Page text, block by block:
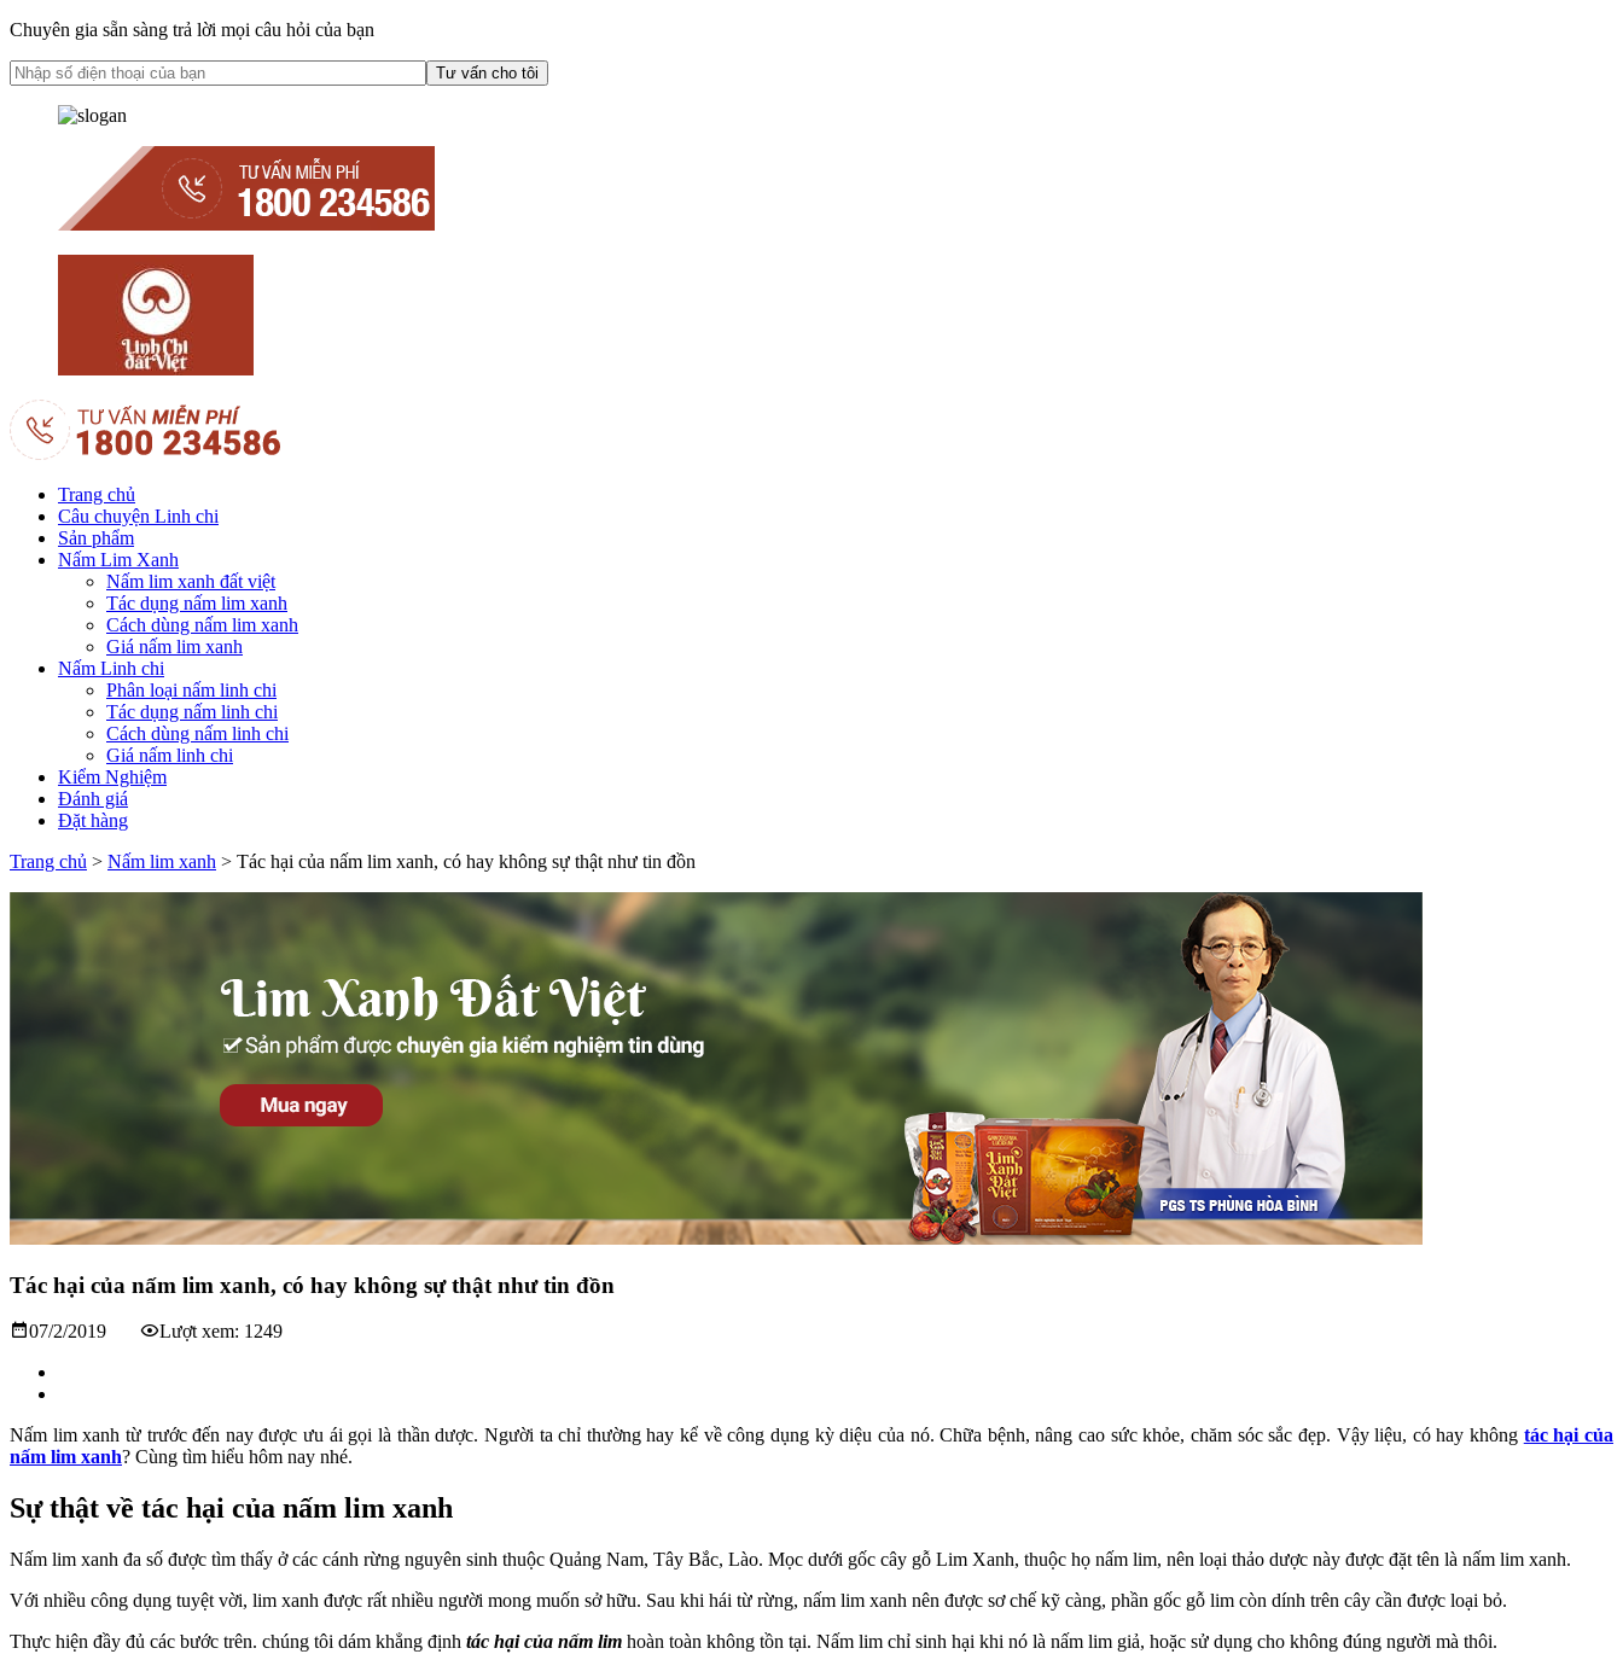
Chuyên gia sẵn sàng trả lời mọi câu hỏi của bạn
Trang chủ
Câu chuyện Linh chi
Sản phẩm
Nấm Lim Xanh
Nấm lim xanh đất việt
Tác dụng nấm lim xanh
Cách dùng nấm lim xanh
Giá nấm lim xanh
Nấm Linh chi
Phân loại nấm linh chi
Tác dụng nấm linh chi
Cách dùng nấm linh chi
Giá nấm linh chi
Kiểm Nghiệm
Đánh giá
Đặt hàng
Trang chủ > Nấm lim xanh > Tác hại của nấm lim xanh, có hay không sự thật như tin đồn
Tác hại của nấm lim xanh, có hay không sự thật như tin đồn
07/2/2019 Lượt xem: 1249
Nấm lim xanh từ trước đến nay được ưu ái gọi là thần dược. Người ta chỉ thường hay kể về công dụng kỳ diệu của nó. Chữa bệnh, nâng cao sức khỏe, chăm sóc sắc đẹp. Vậy liệu, có hay không tác hại của
nấm lim xanh? Cùng tìm hiểu hôm nay nhé.
Sự thật về tác hại của nấm lim xanh
Nấm lim xanh đa số được tìm thấy ở các cánh rừng nguyên sinh thuộc Quảng Nam, Tây Bắc, Lào. Mọc dưới gốc cây gỗ Lim Xanh, thuộc họ nấm lim, nên loại thảo dược này được đặt tên là nấm lim xanh.
Với nhiều công dụng tuyệt vời, lim xanh được rất nhiều người mong muốn sở hữu. Sau khi hái từ rừng, nấm lim xanh nên được sơ chế kỹ càng, phần gốc gỗ lim còn dính trên cây cần được loại bỏ.
Thực hiện đầy đủ các bước trên. chúng tôi dám khẳng định tác hại của nấm lim hoàn toàn không tồn tại. Nấm lim chỉ sinh hại khi nó là nấm lim giả, hoặc sử dụng cho không đúng người mà thôi.